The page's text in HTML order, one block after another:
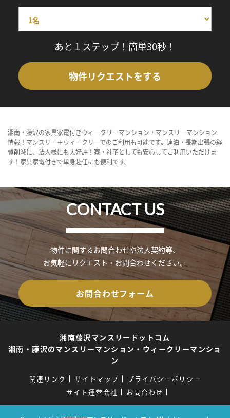
あと１ステップ！簡単30秒！
物件リクエストをする
湘南・藤沢の家具家電付きウィークリーマンション・マンスリーマンション
情報！マンスリー＋ウィークリーでのご利用も可能です。連泊・長期出張の経
費削減に、法人様にも大好評！寮・社宅としても安心してご利用いただけま
す！家具家電付きで単身赴任にも便利です。
CONTACT US
物件に関するお問合わせや法人契約等、
お気軽にリクエスト・お問合わせください。
お問合わせフォーム
湘南藤沢マンスリードットコム
湘南・藤沢のマンスリーマンション・ウィークリーマンショ
ン
関連リンク サイトマップ
プライバシーポリシー
サイト運営会社
お問合わせ